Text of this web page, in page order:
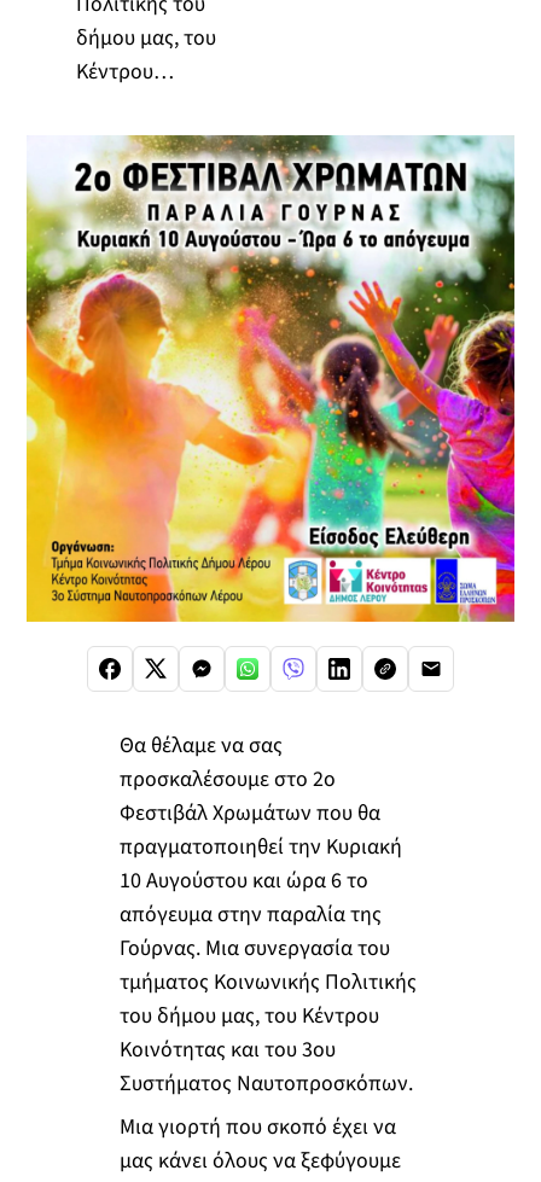
δήμου μας, του
Κέντρου…
Θα θέλαμε να σας
προσκαλέσουμε στο 2ο
Φεστιβάλ Χρωμάτων που θα
πραγματοποιηθεί την Κυριακή
10 Αυγούστου και ώρα 6 το
απόγευμα στην παραλία της
Γούρνας. Μια συνεργασία του
τμήματος Κοινωνικής Πολιτικής
του δήμου μας, του Κέντρου
Κοινότητας και του 3ου
Συστήματος Ναυτοπροσκόπων.
Μια γιορτή που σκοπό έχει να
μας κάνει όλους να ξεφύγουμε